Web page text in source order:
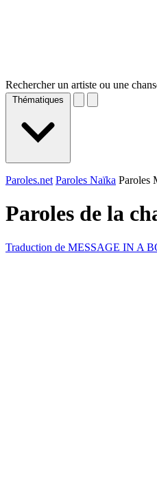
Rechercher un artiste ou une
Thématiques
Paroles.net Paroles Naïka Paroles
Paroles de la
Traduction de MESSAGE IN A